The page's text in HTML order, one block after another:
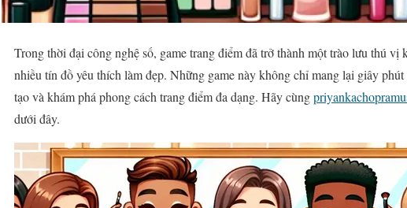
Trong thời đại công nghệ số, game trang điểm đã trở thành một trào lưu thú
nhiều tín đồ yêu thích làm đẹp. Những game này không chỉ mang lại giây
tạo và khám phá phong cách trang điểm đa dạng. Hãy cùng
dưới đây.